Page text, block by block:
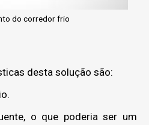
do corredor frio
desta solução são:
o que poderia ser um